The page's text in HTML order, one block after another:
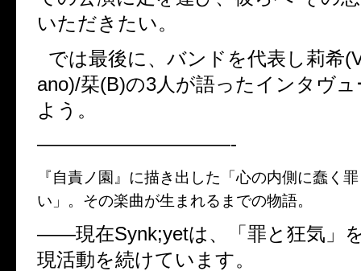
いただきたい。
では最後に、バンドを代表し莉希
ano)/栞(B)の3人が語ったインタヴ
よう。
——————————-
『自責ノ園』に描き出した「心の内側に蠢く
い」。その楽曲が生まれるまでの物語。
――現在Synk;yetは、「罪と狂気」
現活動を続けています。